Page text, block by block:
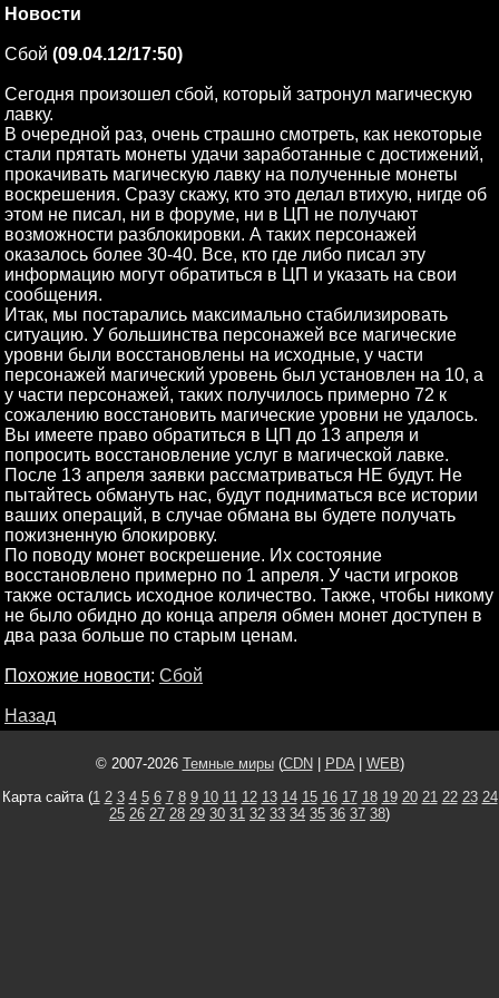
Новости
Сбой (09.04.12/17:50)
Сегодня произошел сбой, который затронул магическую
лавку.
В очередной раз, очень страшно смотреть, как некоторые
стали прятать монеты удачи заработанные с достижений,
прокачивать магическую лавку на полученные монеты
воскрешения. Сразу скажу, кто это делал втихую, нигде об
этом не писал, ни в форуме, ни в ЦП не получают
возможности разблокировки. А таких персонажей
оказалось более 30-40. Все, кто где либо писал эту
информацию могут обратиться в ЦП и указать на свои
сообщения.
Итак, мы постарались максимально стабилизировать
ситуацию. У большинства персонажей все магические
уровни были восстановлены на исходные, у части
персонажей магический уровень был установлен на 10, а
у части персонажей, таких получилось примерно 72 к
сожалению восстановить магические уровни не удалось.
Вы имеете право обратиться в ЦП до 13 апреля и
попросить восстановление услуг в магической лавке.
После 13 апреля заявки рассматриваться НЕ будут. Не
пытайтесь обмануть нас, будут подниматься все истории
ваших операций, в случае обмана вы будете получать
пожизненную блокировку.
По поводу монет воскрешение. Их состояние
восстановлено примерно по 1 апреля. У части игроков
также остались исходное количество. Также, чтобы никому
не было обидно до конца апреля обмен монет доступен в
два раза больше по старым ценам.
Похожие новости: Сбой
Назад
© 2007-2026 Темные миры(CDN PDA| WEB)
Карта сайта (1 2 3 4 5 6 7 8 9 10 11 12 13 14 15 16 17 18 19 20 21 22 23 24
25 26 27 28 29 30 31 32 33 34 35 36 37 38)